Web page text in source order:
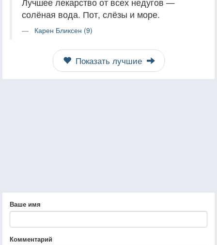
солёная вода. Пот, слёзы и море.
Карен Бликсен (9)
Показать лучшие
Ваше имя
Комментарий